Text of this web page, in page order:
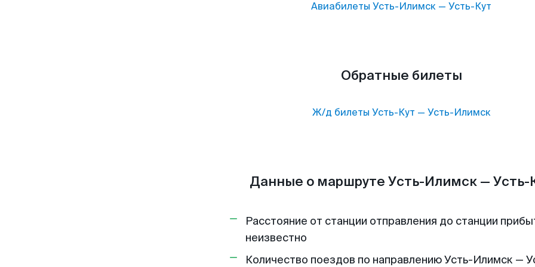
Авиабилеты Усть-Илимск — Усть-Кут
Обратные билеты
Ж/д билеты Усть-Кут — Усть-Илимск
Данные о маршруте Усть-Илимск — Усть-
Расстояние от станции отправления до станции
неизвестно
Количество поездов по направлению Усть-Илимск —